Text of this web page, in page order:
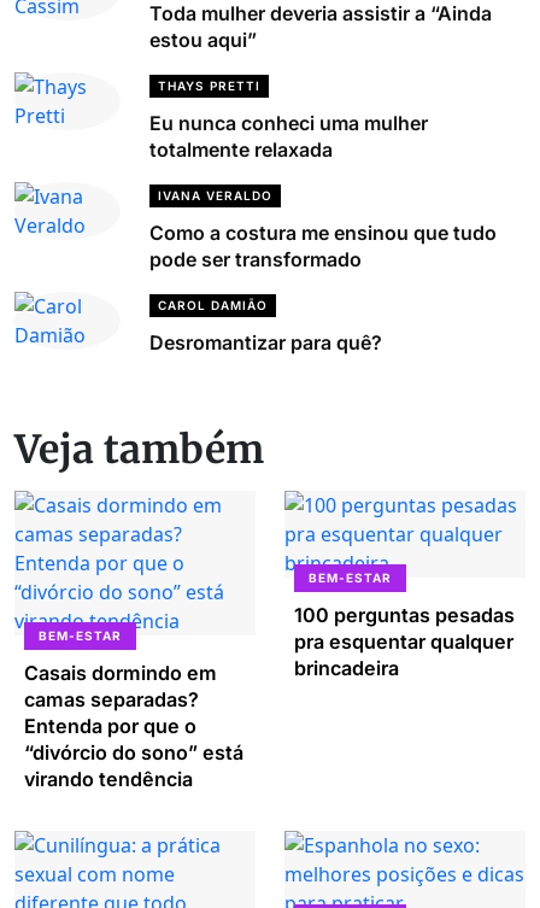
Toda mulher deveria assistir a “Ainda
estou aqui”
THAYS PRETTI
Eu nunca conheci uma mulher
totalmente relaxada
IVANA VERALDO
Como a costura me ensinou que tudo
pode ser transformado
CAROL DAMIÃO
Desromantizar para quê?
Veja também
BEM-ESTAR
Casais dormindo em
camas separadas?
Entenda por que o
“divórcio do sono” está
virando tendência
BEM-ESTAR
100 perguntas pesadas
pra esquentar qualquer
brincadeira